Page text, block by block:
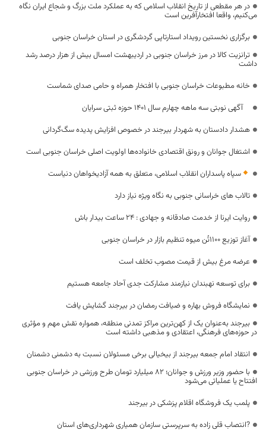
در هر مقطعی از تاریخ انقلاب اسلامی که به عملکرد ملت بزرگ و شجاع ایران نگاه
می‌کنیم، واقعا افتخارآفرین است
برگزاری نخستین رویداد استارتاپی گردشگری در استان خراسان جنوبی
ترانزیت کالا در مرز خراسان جنوبی در اردیبهشت امسال بیش از هزار درصد رشد
داشت
خانه مطبوعات خراسان جنوبی با افتخار همراه و حامی صدای شماست
آگهی نوبتی سه ماهه چهارم سال 1401 حوزه ثبتی سرایان
هشدار دادستان به شهردار بیرجند در خصوص افزایش پدیده سگ‌گردانی
اشتغال جوانان و رونق اقتصادی خانواده‌ها اولویت اصلی خراسان جنوبی است
سپاه پاسداران انقلاب اسلامی، متعلق به همه آزادیخواهان دنیاست
تالاب های خراسانی جنوبی به نگاه ویژه نیاز دارد
روایت ایرنا از خدمت صادقانه و جهادی : 24 ساعت بیدار باش
آغاز توزیع ۱۱۰۰تُن میوه تنظیم بازار در خراسان جنوبی
عرضه مرغ بیش از قیمت مصوب تخلف است
برای توسعه نهبندان نیازمند مشارکت جدی آحاد جامعه هستیم
نمایشگاه فروش بهاره و ضیافت رمضان در بیرجند گشایش یافت
بیرجند به‌عنوان یک از کهن‌ترین مراکز تمدنی منطقه، همواره نقش مهم و مؤثری
در حوزه‌های فرهنگی، اعتقادی و مذهبی داشته است
انتقاد امام جمعه بیرجند از بیخیالی برخی مسئولان نسبت به دشمنی دشمنان
با حضور وزیر ورزش و جوانان؛ ۸۲ میلیارد تومان طرح ورزشی در خراسان جنوبی
افتتاح یا عملیاتی می‌شود
پلمب یک فروشگاه اقلام پزشکی در بیرجند
?انتصاب قلی زاده به سرپرستی سازمان همیاری شهرداری‌های استان